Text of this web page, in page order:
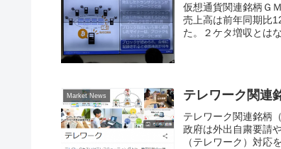
仮想通貨関連銘柄Ｇ
売上高は前年同期比
た。２ケタ増収とは
Market News テレワーク関連
テレワーク関連銘柄
政府は外出自粛要請
（テレワーク）対応